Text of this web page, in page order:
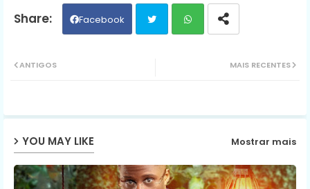
Facebook
ap
MAIS RECENTES
ANTIGOS
YOU MAY LIKE Mostrar mais